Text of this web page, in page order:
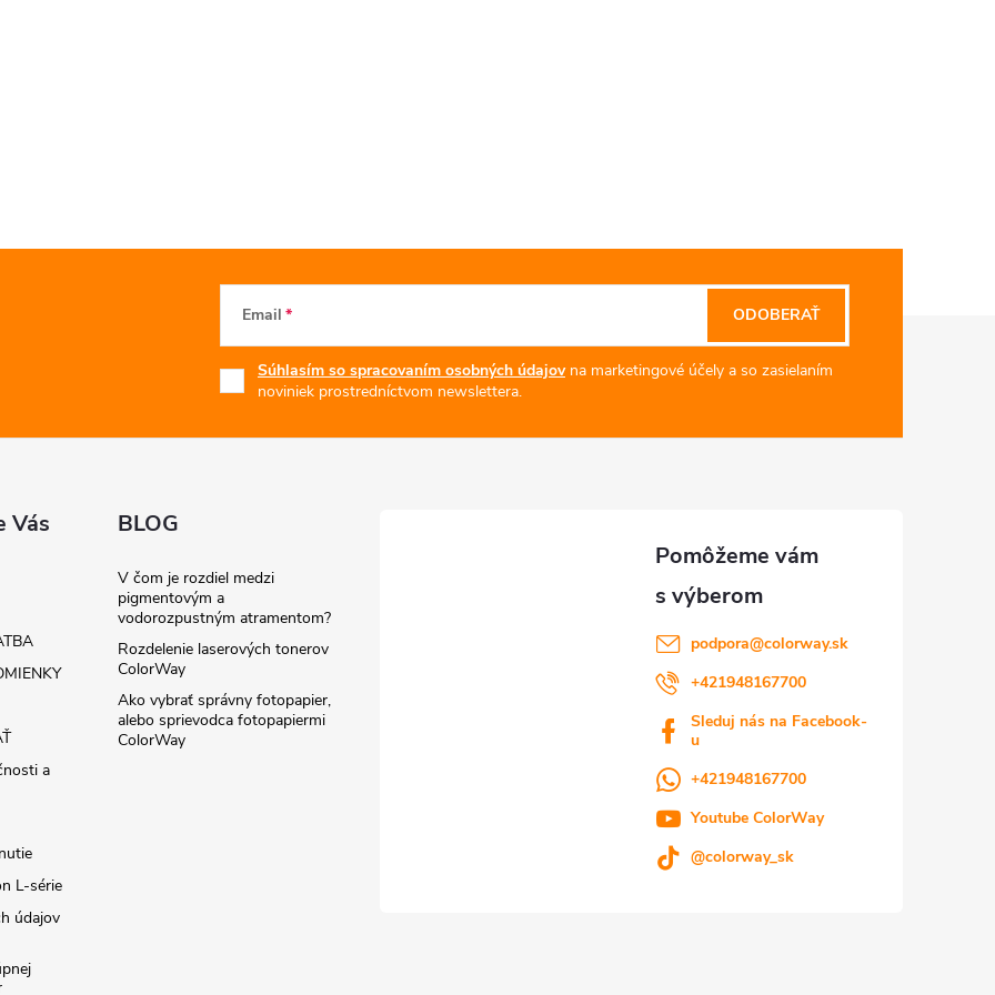
Email
Súhlasím so spracovaním osobných údajovna marketingové účely a so zasielaním
noviniek prostredníctvom newslettera.
ODOBERAŤ
Vás
a
L-série
údajov
BLOG
V čom je rozdiel medzi
pigmentovým a
vodorozpustným atramentom?
Rozdelenie laserových tonerov
ColorWay
Ako vybrať správny fotopapier,
alebo sprievodca fotopapiermi
ColorWay
podpora@colorway.sk
+421948167700
Sleduj nás na Facebook-
u
+421948167700
Youtube ColorWay
@colorway_sk